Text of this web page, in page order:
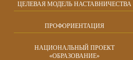
ЦЕЛЕВАЯ МОДЕЛЬ НАСТАВНИЧЕСТВА
ПРОФОРИЕНТАЦИЯ
НАЦИОНАЛЬНЫЙ ПРОЕКТ
«ОБРАЗОВАНИЕ»